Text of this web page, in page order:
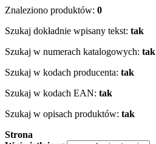
Znaleziono produktów: 0
Szukaj dokładnie wpisany tekst: tak
Szukaj w numerach katalogowych: tak
Szukaj w kodach producenta: tak
Szukaj w kodach EAN: tak
Szukaj w opisach produktów: tak
Strona